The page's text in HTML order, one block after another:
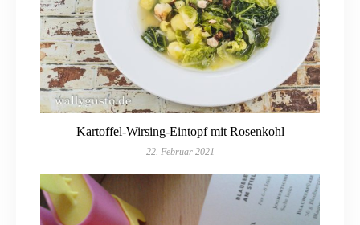
Kartoffel-Wirsing-Eintopf mit Rosenkohl
22. Februar 2021